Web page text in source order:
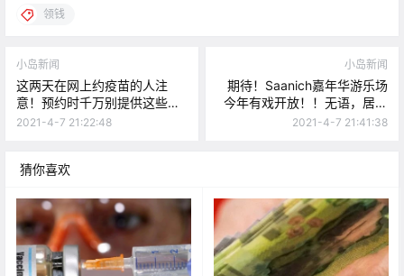
领钱
小岛新闻
这两天在网上约疫苗的人注
意！预约时千万别提供这些信
息，小心被骗！
2021-4-7 21:22:48
小岛新闻
期待！Saanich嘉年华游乐场
今年有戏开放！！无语，居然
有人划车胎为乐。。
2021-4-7 21:41:38
猜你喜欢